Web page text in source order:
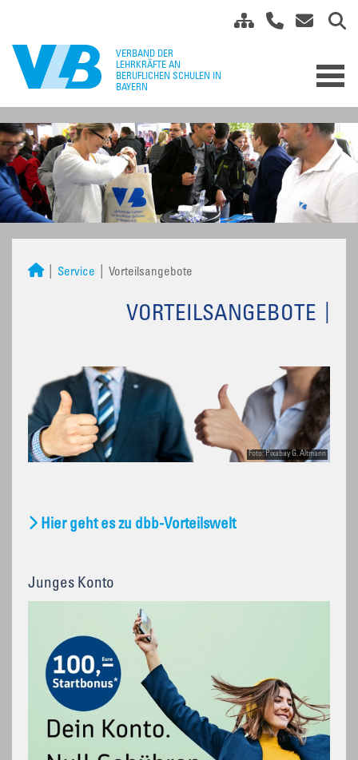
Service Vorteilsangebote
VORTEILSANGEBOTE
Foto: Pixabay G. Altmann
Hier geht es zu dbb-Vorteilswelt
Junges Konto